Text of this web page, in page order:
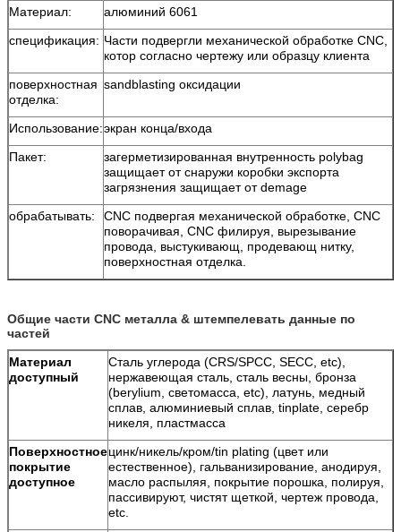
Материал:
алюминий 6061
спецификация: Части подвергли механической обработке CNC,
котор согласно чертежу или образцу клиента
поверхностная
отделка:
sandblasting оксидации
Использование:экран конца/входа
Пакет:
загерметизированная внутренность polybag
защищает от снаружи коробки экспорта
загрязнения защищает от demage
обрабатывать:
CNC подвергая механической обработке, CNC
поворачивая, CNC филируя, вырезывание
провода, выстукивающ, продевающ нитку,
поверхностная отделка.
Общие части CNC металла & штемпелевать данные по
частей
Материал
доступный
Сталь углерода (CRS/SPCC, SECC, etc),
нержавеющая сталь, сталь весны, бронза
(berylium, светомасса, etc), латунь, медный
сплав, алюминиевый сплав, tinplate, серебр
никеля, пластмасса
Поверхностное
покрытие
доступное
цинк/никель/кром/tin plating (цвет или
естественное), гальванизирование, анодируя,
масло распыляя, покрытие порошка, полируя,
пассивируют, чистят щеткой, чертеж провода,
etc.